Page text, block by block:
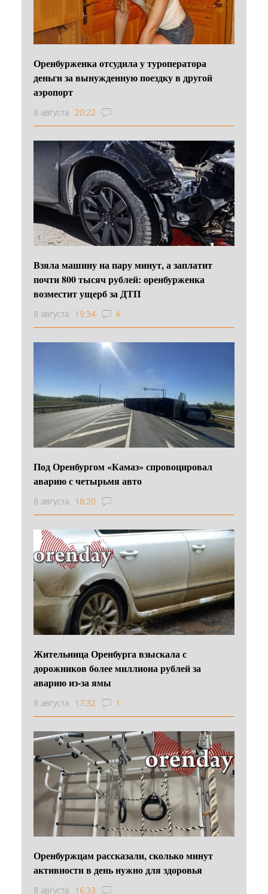
Оренбурженка отсудила у туроператора
деньги за вынужденную поездку в другой
аэропорт
8 августа 20:22
Взяла машину на пару минут, а заплатит
почти 800 тысяч рублей: оренбурженка
возместит ущерб за ДТП
8 августа 19:34 4
Под Оренбургом «Камаз» спровоцировал
аварию с четырьмя авто
8 августа 18:20
Жительница Оренбурга взыскала с
дорожников более миллиона рублей за
аварию из-за ямы
8 августа 17:32 1
Оренбуржцам рассказали, сколько минут
активности в день нужно для здоровья
8 августа 16:33